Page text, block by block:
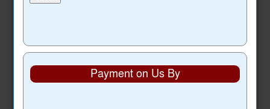
Payment on Us By